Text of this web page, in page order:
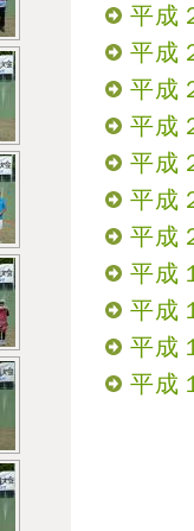
平成
平成
平成
平成
平成
平成
平成
平成
平成
平成
平成